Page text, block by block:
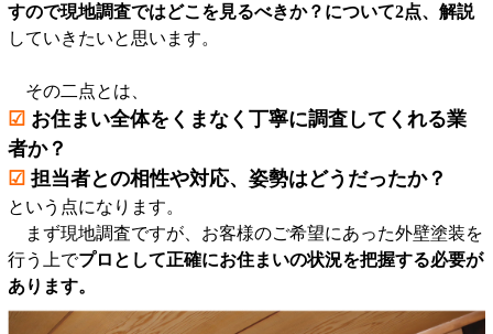
すので現地調査ではどこを見るべきか？について2点、解説
していきたいと思います。
その二点とは、
☑ お住まい全体をくまなく丁寧に調査してくれる業
者か？
☑ 担当者との相性や対応、姿勢はどうだったか？
という点になります。
まず現地調査ですが、お客様のご希望にあった外壁塗装を
行う上でプロとして正確にお住まいの状況を把握する必要が
あります。